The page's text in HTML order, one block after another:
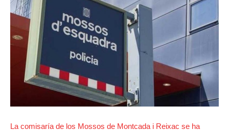
La comisaría de los Mossos de Montcada i Reixac se ha